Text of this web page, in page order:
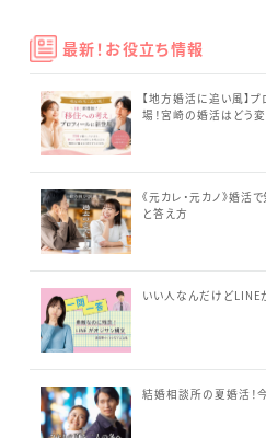
最新！お役立ち情報
【地方婚活に追い風】
場！宮崎の婚活はどう変
《元カレ・元カノ》婚
と答え方
いい人なんだけどLINE
結婚相談所の夏婚活！